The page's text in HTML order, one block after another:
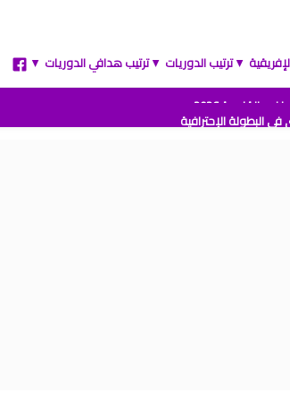
▲ترتيب الدوريات ▲ترتيب هدافي الدوريات ▲
البطولة الإحترافية